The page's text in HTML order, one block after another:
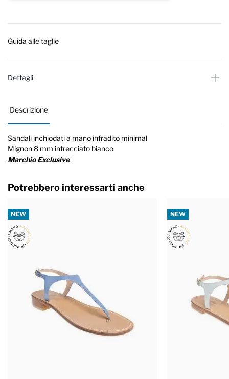
Guida alle taglie
Dettagli
Descrizione
Sandali inchiodati a mano infradito minimal
Mignon 8 mm intrecciato bianco
Marchio Exclusive
Potrebbero interessarti anche
NEW NEW